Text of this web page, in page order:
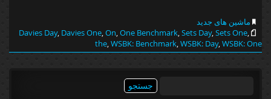
ماشین های جدید
Davies Day,Davies One,On,One Benchmark,Sets Day,Sets One
the,WSBK: Benchmark,WSBK: Day,WSBK: One